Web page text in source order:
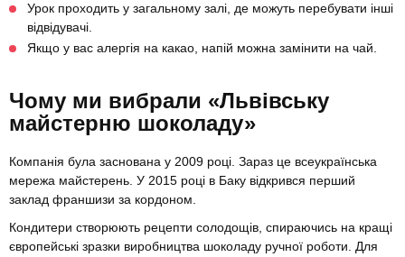
Урок проходить у загальному залі, де можуть перебувати інші
відвідувачі.
Якщо у вас алергія на какао, напій можна замінити на чай.
Чому ми вибрали «Львівську
майстерню шоколаду»
Компанія була заснована у 2009 році. Зараз це всеукраїнська
мережа майстерень. У 2015 році в Баку відкрився перший
заклад франшизи за кордоном.
Кондитери створюють рецепти солодощів, спираючись на кращі
європейські зразки виробництва шоколаду ручної роботи. Для